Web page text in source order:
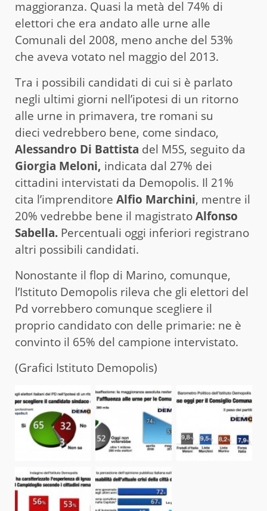
maggioranza. Quasi la metà del 74% di
elettori che era andato alle urne alle
Comunali del 2008, meno anche del 53%
che aveva votato nel maggio del 2013.
Tra i possibili candidati di cui si è parlato
negli ultimi giorni nell’ipotesi di un ritorno
alle urne in primavera, tre romani su
dieci vedrebbero bene, come sindaco,
Alessandro Di Battista del M5S, seguito da
Giorgia Meloni, indicata dal 27% dei
cittadini intervistati da Demopolis. Il 21%
cita l’imprenditore Alfio Marchini, mentre il
20% vedrebbe bene il magistratoAlfonso
Sabella. Percentuali oggi inferiori registrano
altri possibili candidati.
Nonostante il flop di Marino, comunque,
l’Istituto Demopolis rileva che gli elettori del
Pd vorrebbero comunque scegliere il
proprio candidato con delle primarie: ne è
convinto il 65% del campione intervistato.
(Grafici Istituto Demopolis)